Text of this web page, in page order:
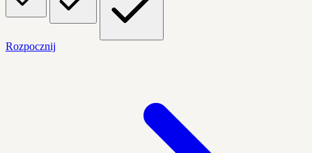
Rozpocznij